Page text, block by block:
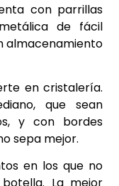
con parrillas
de fácil
almacenamiento
en cristalería.
que sean
y con bordes
sepa mejor.
en los que no